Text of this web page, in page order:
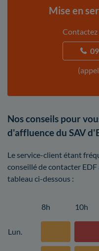
Mise en
Contactez
Nos conseils pour
d'affluence du SAV
Le service-client étant
conseillé de contacter
tableau ci-dessous :
8h 10h
Lun.